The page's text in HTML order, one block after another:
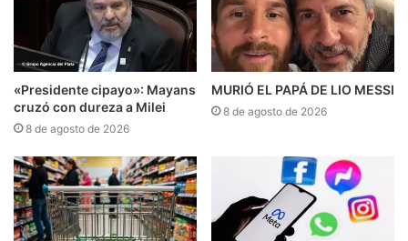
«Presidente cipayo»: Mayans
cruzó con dureza a Milei
8 de agosto de 2026
MURIÓ EL PAPÁ DE LIO MESSI
8 de agosto de 2026